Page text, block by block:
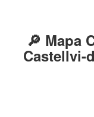
🔎 Mapa
Castellvi-